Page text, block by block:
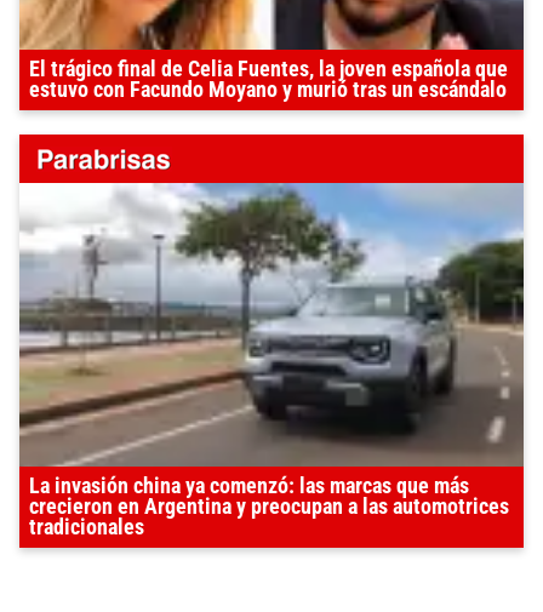
El trágico final de Celia Fuentes, la joven española que
estuvo con Facundo Moyano y murió tras un escándalo
La invasión china ya comenzó: las marcas que más
crecieron en Argentina y preocupan a las automotrices
tradicionales